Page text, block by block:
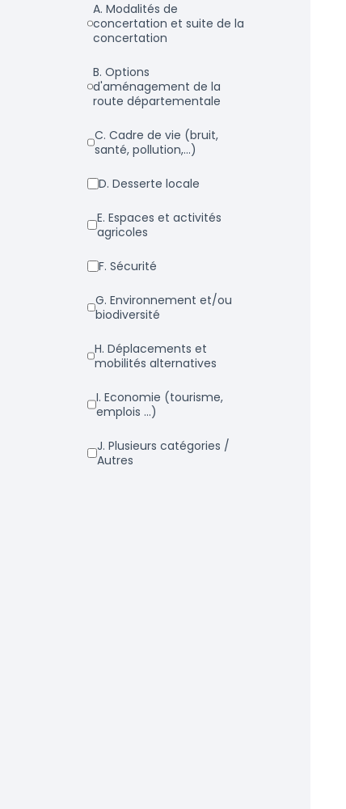
a. Modalités de
concertation et suite de la
concertation
b. Options
d'aménagement de la
route départementale
c. Cadre de vie (bruit,
santé, pollution,...)
d. Desserte locale
e. Espaces et activités
agricoles
f. Sécurité
g. Environnement et/ou
biodiversité
h. Déplacements et
mobilités alternatives
i. Economie (tourisme,
emplois ...)
j. Plusieurs catégories /
Autres